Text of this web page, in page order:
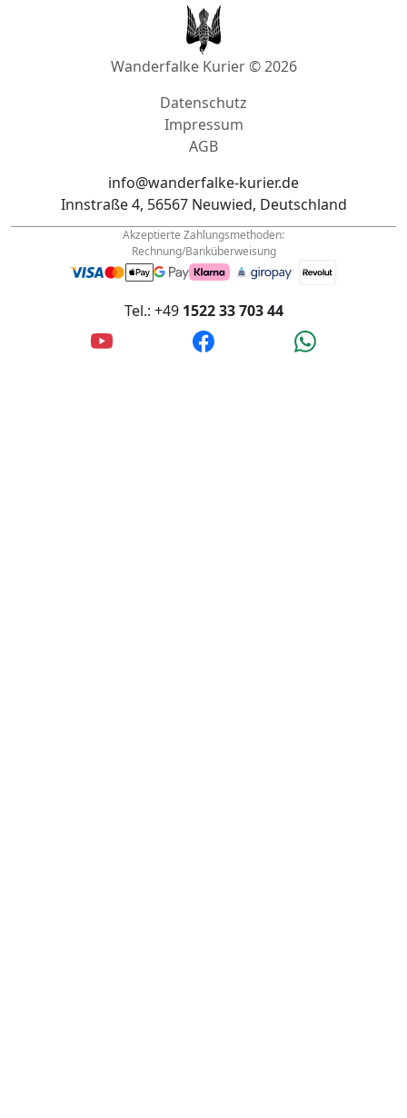
Wanderfalke Kurier © 2026
Impressum
AGB
Innstraße 4, 56567 Neuwied, Deutschland
Akzeptierte Zahlungsmethoden:
Rechnung/Banküberweisung